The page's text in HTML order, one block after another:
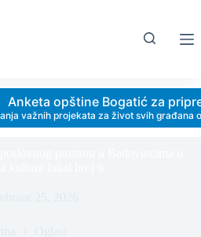
Anketa opštine Bogatić za
važnih projekata za život svih